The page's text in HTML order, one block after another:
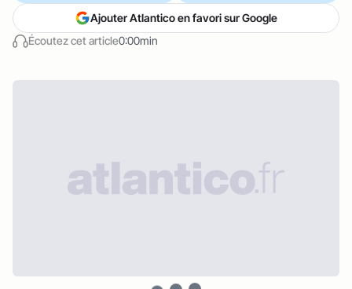
Écoutez cet article0:00min
Ajouter Atlantico en favori sur Google